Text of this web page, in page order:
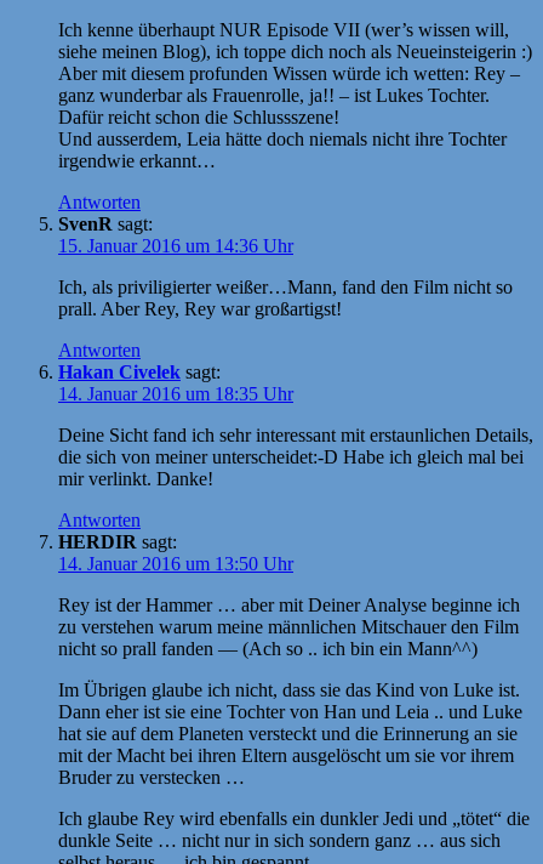
Ich kenne überhaupt NUR Episode VII (wer’s wissen will,
siehe meinen Blog), ich toppe dich noch als Neueinsteigerin :)
Aber mit diesem profunden Wissen würde ich wetten: Rey –
ganz wunderbar als Frauenrolle, ja!! – ist Lukes Tochter.
Dafür reicht schon die Schlussszene!
Und ausserdem, Leia hätte doch niemals nicht ihre Tochter
irgendwie erkannt…
Antworten
SvenR sagt:
15. Januar 2016 um 14:36 Uhr
Ich, als priviligierter weißer…Mann, fand den Film nicht so
prall. Aber Rey, Rey war großartigst!
Antworten
Hakan Civelek sagt:
14. Januar 2016 um 18:35 Uhr
Deine Sicht fand ich sehr interessant mit erstaunlichen Details,
die sich von meiner unterscheidet:-D Habe ich gleich mal bei
mir verlinkt. Danke!
Antworten
HERDIR sagt:
14. Januar 2016 um 13:50 Uhr
Rey ist der Hammer … aber mit Deiner Analyse beginne ich
zu verstehen warum meine männlichen Mitschauer den Film
nicht so prall fanden — (Ach so .. ich bin ein Mann^^)
Im Übrigen glaube ich nicht, dass sie das Kind von Luke ist.
Dann eher ist sie eine Tochter von Han und Leia .. und Luke
hat sie auf dem Planeten versteckt und die Erinnerung an sie
mit der Macht bei ihren Eltern ausgelöscht um sie vor ihrem
Bruder zu verstecken …
Ich glaube Rey wird ebenfalls ein dunkler Jedi und „tötet“ die
dunkle Seite … nicht nur in sich sondern ganz … aus sich